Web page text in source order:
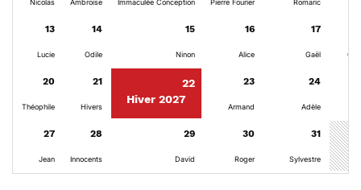
Nicolas Ambroise Immaculée Conception Pierre Fourier Romaric
13
Lucie
14
Odile
15
Ninon
16
Alice
17
Gaël
20
Théophile
21
Hivers
22
Hiver 2027
23
Armand
24
Adèle
27
Jean
28
Innocents
29
David
30
Roger
31
Sylvestre